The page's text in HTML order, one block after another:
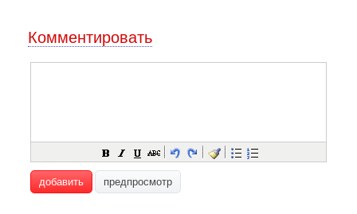
Комментировать
добавить предпросмотр